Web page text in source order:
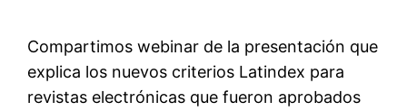
Compartimos webinar de la presentación que
explica los nuevos criterios Latindex para
revistas electrónicas que fueron aprobados